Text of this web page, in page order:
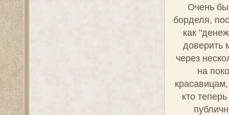
Очень
борделя,
как
доверить
через
на
кто